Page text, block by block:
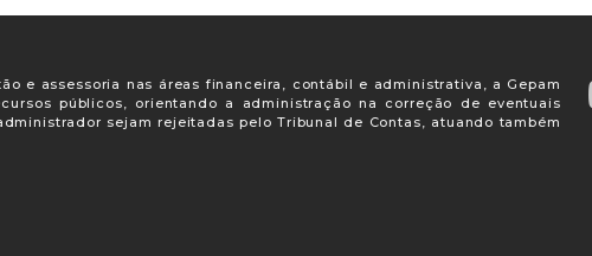
e assessoria nas áreas financeira, contábil e administrativa, a Gepam
públicos, orientando a administração na correção de eventuais
sejam rejeitadas pelo Tribunal de Contas, atuando também